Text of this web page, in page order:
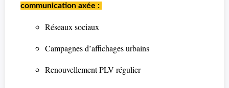
communication axée :
Réseaux sociaux
Campagnes d’affichages urbains
Renouvellement PLV régulier